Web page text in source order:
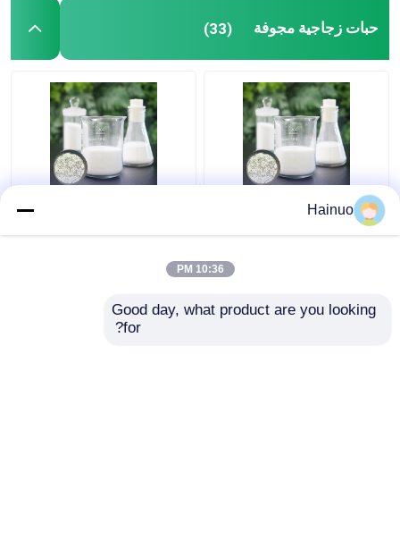
حبات زجاجية مجوفة (33)
حبات زجاجية مجوفة لنقل
الحرارة بالونات صغيرة
المجهرية
Hainuo
10:36 PM
Good day, what product are you looking
for?